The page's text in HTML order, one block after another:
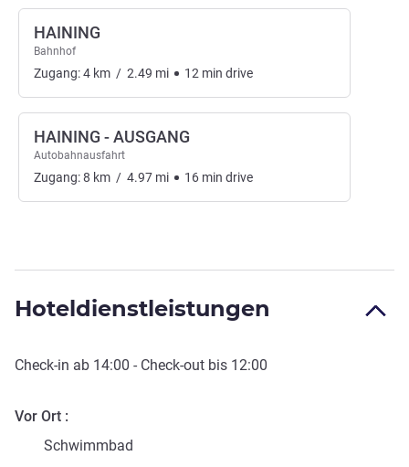
HAINING
Bahnhof
Zugang:4 km / 2.49 mi 12 min drive
HAINING - AUSGANG
Autobahnausfahrt
Zugang:8 km / 4.97 mi 16 min drive
Hoteldienstleistungen
Check-in ab 14:00 - Check-out bis 12:00
Vor Ort
Schwimmbad